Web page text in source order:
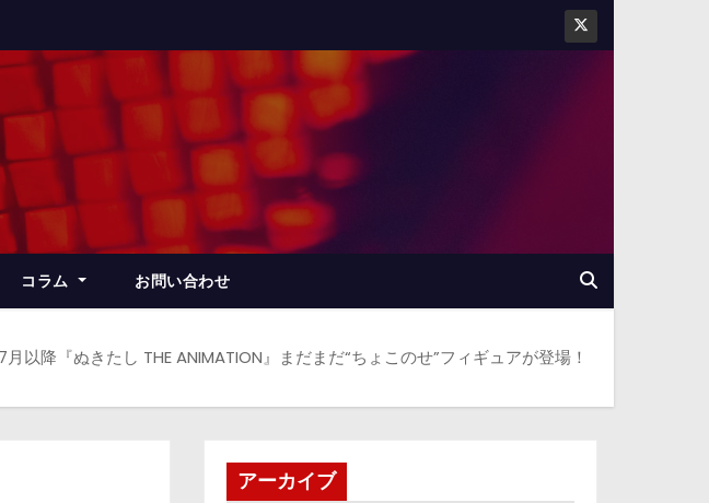
コラム お問い合わせ
以降『ぬきたし THE ANIMATION』まだまだ“ちょこのせ”フィギュアが登場！
アーカイブ